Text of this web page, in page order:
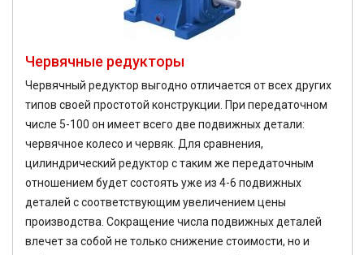
Червячные редукторы
Червячный редуктор выгодно отличается от всех других
типов своей простотой конструкции. При передаточном
числе 5-100 он имеет всего две подвижных детали:
червячное колесо и червяк. Для сравнения,
цилиндрический редуктор с таким же передаточным
отношением будет состоять уже из 4-6 подвижных
деталей с соответствующим увеличением цены
производства. Сокращение числа подвижных деталей
влечет за собой не только снижение стоимости, но и